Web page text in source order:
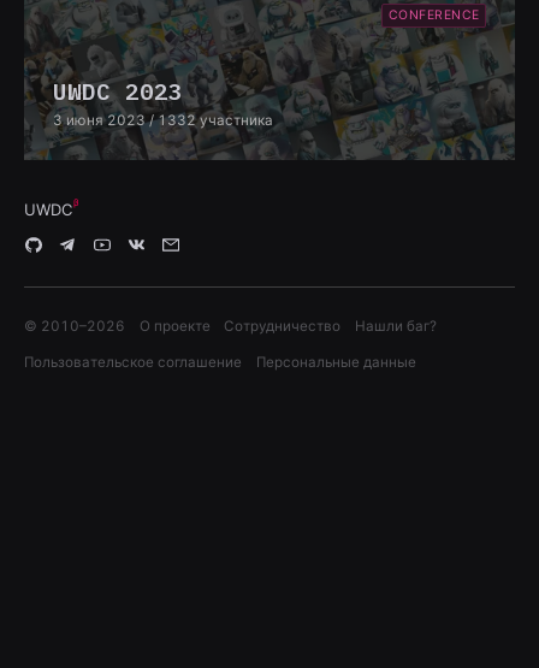
CONFERENCE
UWDC 2023
3 июня 2023 / 1332 участника
UWDC
© 2010–2026 О проекте Сотрудничество Нашли баг?
Пользовательское соглашение Персональные данные